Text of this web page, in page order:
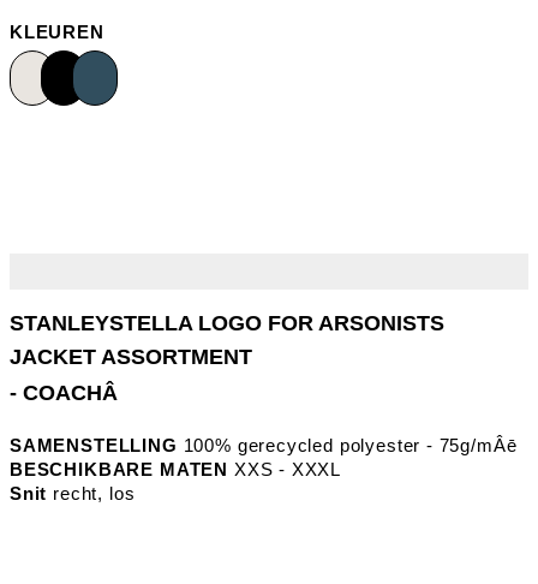
KLEUREN
- COACHÂ
SAMENSTELLING 100% gerecycled polyester - 75g/mÂē
BESCHIKBARE MATEN XXS - XXXL
Snit recht, los